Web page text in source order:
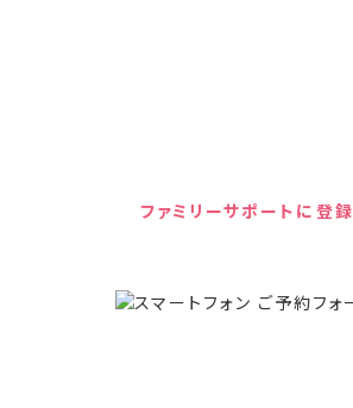
ファミリーサポートに登録